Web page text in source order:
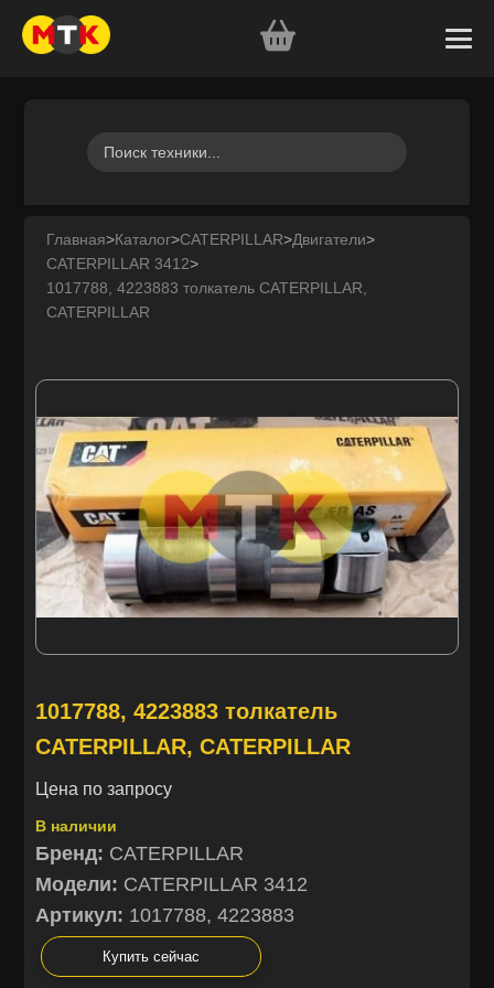
Главная>Каталог>CATERPILLAR>Двигатели>
CATERPILLAR 3412>
1017788, 4223883 толкатель CATERPILLAR,
CATERPILLAR
1017788, 4223883 толкатель
CATERPILLAR, CATERPILLAR
Цена по запросу
В наличии
Бренд: CATERPILLAR
Модели: CATERPILLAR 3412
Артикул: 1017788, 4223883
Купить сейчас